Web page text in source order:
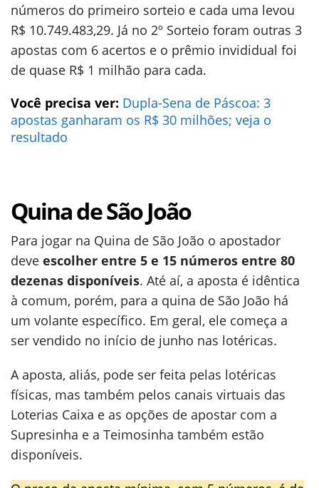
números do primeiro sorteio e cada uma levou
R$ 10.749.483,29. Já no 2º Sorteio foram outras 3
apostas com 6 acertos e o prêmio invididual foi
de quase R$ 1 milhão para cada.
Você precisa ver: Dupla-Sena de Páscoa: 3
apostas ganharam os R$ 30 milhões; veja o
resultado
Quina de São João
Para jogar na Quina de São João o apostador
deve escolher entre 5 e 15 números entre 80
dezenas disponíveis. Até aí, a aposta é idêntica
à comum, porém, para a quina de São João há
um volante específico. Em geral, ele começa a
ser vendido no início de junho nas lotéricas.
A aposta, aliás, pode ser feita pelas lotéricas
físicas, mas também pelos canais virtuais das
Loterias Caixa e as opções de apostar com a
Supresinha e a Teimosinha também estão
disponíveis.